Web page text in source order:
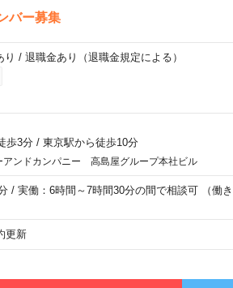
バー募集
/ 退職金あり（退職金規定による）
歩3分/ 東京駅から徒歩10分
アンドカンパニー 高島屋グループ本社ビル
/ 実働：6時間～7時間30分の間で相談可 （働
更新